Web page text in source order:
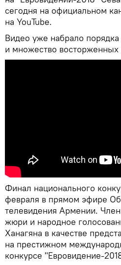
сегодня на официальном
на YouTube.
Видео уже набрало
и множество
Финал национального
февраля в прямом эфире
телевидения Армении.
жюри и народное
Ханагяна в качестве
на престижном
конкурсе "Евровидение-